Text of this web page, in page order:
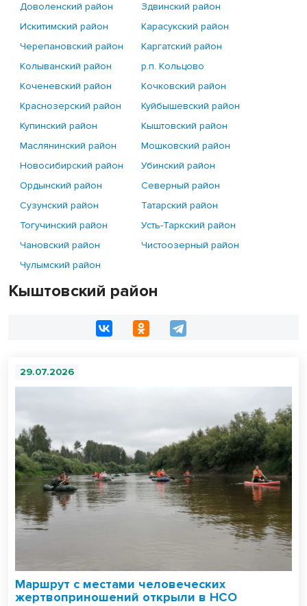
Доволенский район
Здвинский район
Искитимский район
Карасукский район
Черепановский район
Каргатский район
Колыванский район
р.п. Кольцово
Коченевский район
Кочковский район
Краснозерский район
Куйбышевский район
Купинский район
Кыштовский район
Маслянинский район
Мошковский район
Новосибирский район
Убинский район
Ордынский район
Северный район
Сузунский район
Татарский район
Тогучинский район
Усть-Таркский район
Чановский район
Чистоозерный район
Чулымский район
Кыштовский район
29.07.2026
Маршрут c местами человеческих
жертвоприношений открыли в НСО